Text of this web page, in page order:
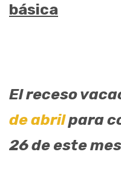
básica
El receso
de abrilpara
26 de este